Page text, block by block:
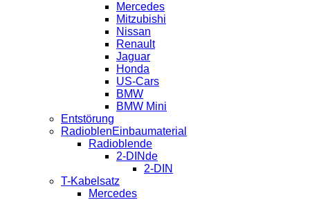
Mercedes
Mitzubishi
Nissan
Renault
Jaguar
Honda
US-Cars
BMW
BMW Mini
Entstörung
RadioblenEinbaumaterial
Radioblende
2-DINde
2-DIN
T-Kabelsatz
Mercedes